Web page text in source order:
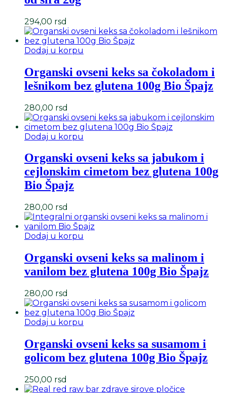
294,00 rsd
Dodaj u korpu
Organski ovseni keks sa čokoladom i
lešnikom bez glutena 100g Bio Špajz
280,00 rsd
Dodaj u korpu
Organski ovseni keks sa jabukom i
cejlonskim cimetom bez glutena 100g
Bio Špajz
280,00 rsd
Dodaj u korpu
Organski ovseni keks sa malinom i
vanilom bez glutena 100g Bio Špajz
280,00 rsd
Dodaj u korpu
Organski ovseni keks sa susamom i
golicom bez glutena 100g Bio Špajz
250,00 rsd